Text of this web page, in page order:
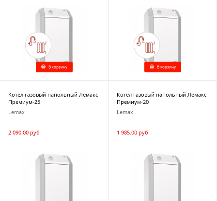
В корзину В корзину
Котел газовый напольный Лемакс
Премиум-25
Lemax
2 090.00 руб
Котел газовый напольный Лемакс
Премиум-20
Lemax
1 985.00 руб